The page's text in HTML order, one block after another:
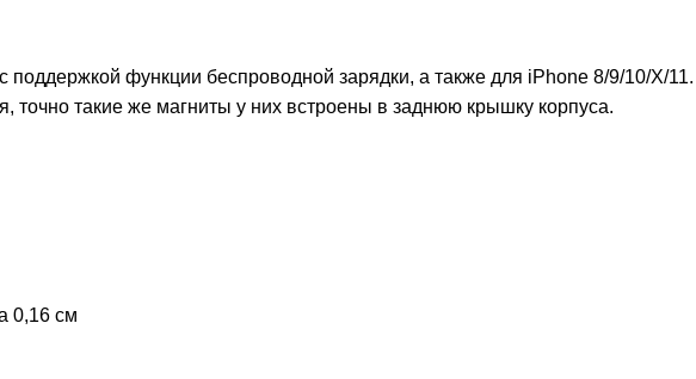
поддержкой функции беспроводной зарядки, а также для iPhone 8/9/10/X/11.
точно такие же магниты у них встроены в заднюю крышку корпуса.
0,16 см